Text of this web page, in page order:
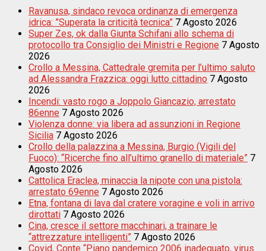
Ravanusa, sindaco revoca ordinanza di emergenza
idrica: ”Superata la criticità tecnica” 7 Agosto 2026
Super Zes, ok dalla Giunta Schifani allo schema di
protocollo tra Consiglio dei Ministri e Regione 7 Agosto
2026
Crollo a Messina, Cattedrale gremita per l’ultimo saluto
ad Alessandra Frazzica: oggi lutto cittadino 7 Agosto
2026
Incendi: vasto rogo a Joppolo Giancazio, arrestato
86enne 7 Agosto 2026
Violenza donne: via libera ad assunzioni in Regione
Sicilia 7 Agosto 2026
Crollo della palazzina a Messina, Burgio (Vigili del
Fuoco): “Ricerche fino all’ultimo granello di materiale” 7
Agosto 2026
Cattolica Eraclea, minaccia la nipote con una pistola:
arrestato 69enne 7 Agosto 2026
Etna, fontana di lava dal cratere voragine e voli in arrivo
dirottati 7 Agosto 2026
Cina, cresce il settore macchinari, a trainare le
“attrezzature intelligenti” 7 Agosto 2026
Covid, Conte “Piano pandemico 2006 inadeguato, virus